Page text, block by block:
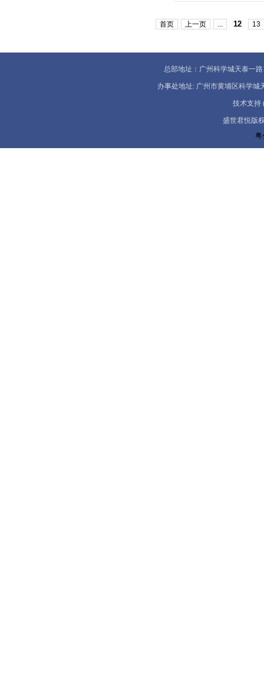
首页 上一页 ... 12 13
总部地址：广州科学城天泰一路
办事处地址: 广州市黄埔区科学城
技术支持
盛世君悦版
粤